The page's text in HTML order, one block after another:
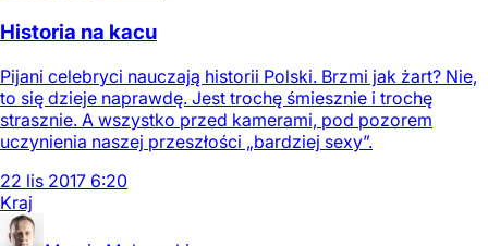
Historia na kacu
Pijani celebryci nauczają historii Polski. Brzmi jak żart? Nie,
to się dzieje naprawdę. Jest trochę śmiesznie i trochę
strasznie. A wszystko przed kamerami, pod pozorem
uczynienia naszej przeszłości „bardziej sexy”.
22 lis 2017 6:20
Kraj